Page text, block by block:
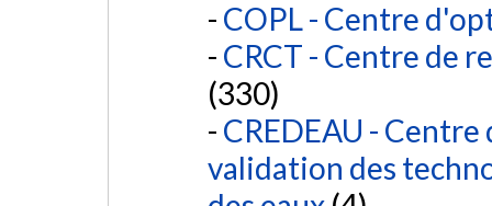
COPL - Centre
CRCT - Centre de
(330)
CREDEAU -
validation des